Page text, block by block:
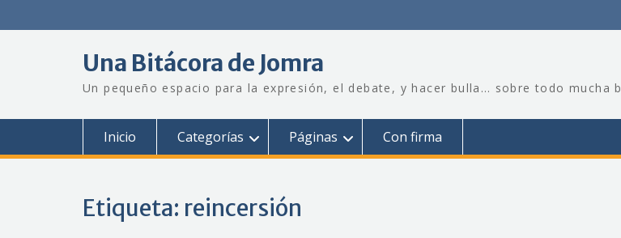
Una Bitácora de Jomra
Un pequeño espacio para la expresión, el debate, y hacer bulla… sobre todo mucha
Inicio Categorías Páginas Con firma
Etiqueta: reincersión